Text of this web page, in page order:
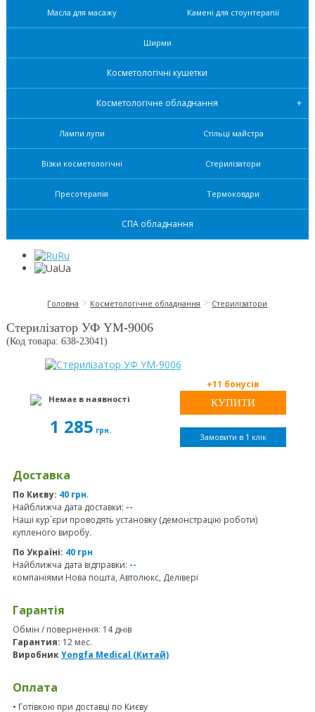
Масла для масажу Камені для стоунтерапії
Ширми
Косметологічні кушетки
Косметологічне обладнання
Лампи лупи Стільці майстра
Візки косметологічні Стерилізатори
Пресотерапія Термоковдри
СПА обладнання
Ru
Ua
Головна > Косметологічне обладнання > Стерилізатори
Стерилізатор УФ YM-9006
(Код товара: 638-23041)
Немає в наявності
1 285 грн.
+11 бонусів
Замовити в 1 клік
Доставка
По Києву: 40 грн.
Найближча дата доставки: --
Наші кур`єри проводять установку (демонстрацію роботи)
купленого виробу.
По Україні: 40 грн
Найближча дата відправки: --
компаніями Нова пошта, Автолюкс, Делівері
Гарантія
Обмін / повернення: 14 днів
Гарантия: 12 мес.
Виробник Yongfa Medical (Китай)
Оплата
• Готівкою при доставці по Києву